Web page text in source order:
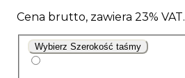
Cena brutto, zawiera 23% VAT.
Wybierz Szerokość taśmy